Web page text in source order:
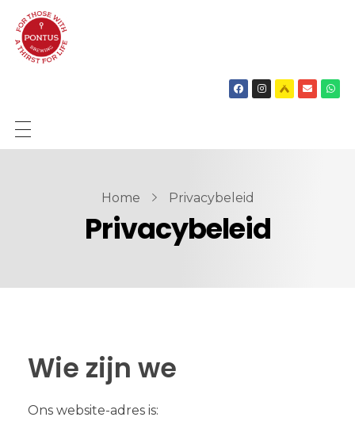
Home Privacybeleid
Privacybeleid
Wie zijn we
Ons website-adres is: